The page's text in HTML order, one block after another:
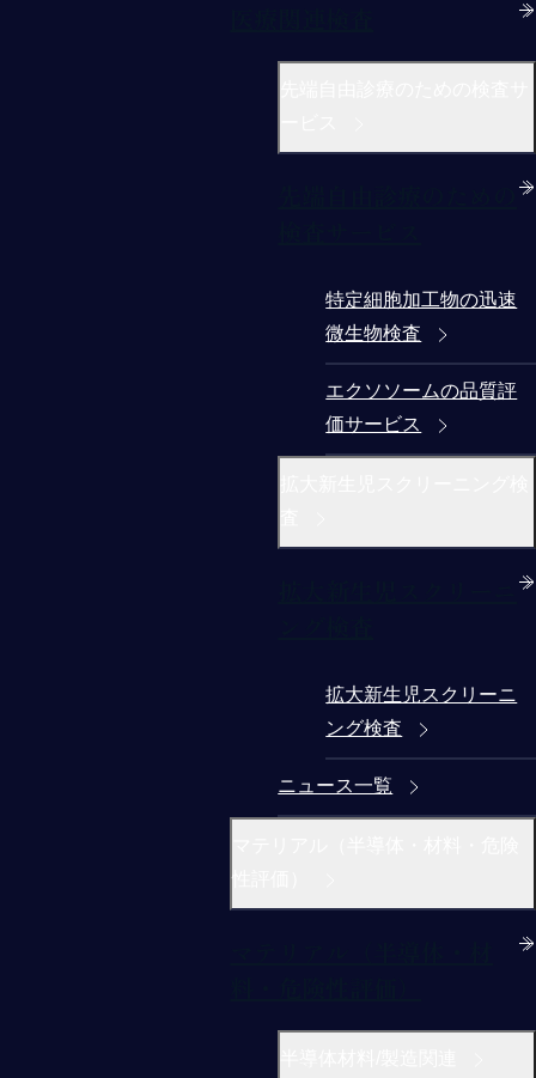
特定細胞加工物の迅速
微生物検査
エクソソームの品質評
価サービス
拡大新生児スクリーニ
ング検査
ニュース一覧